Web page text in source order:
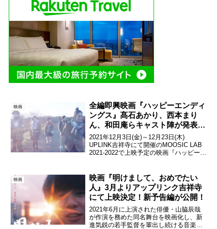
映画
全編即興映画『ハッピーエンディ
ングス』髙石あかり、西本まり
ん、和田庵らキャスト陣が発表！
クラウドファンディングもスター
ト
2021年12月3日(金)～12月23日(木)
UPLINK吉祥寺にて開催のMOOSIC LAB
2021-2022で上映予定の映画『ハッピーエ
ドファンディングも発表さ...
映画
映画『明けまして、おめでたい
人』3月よりアップリンク吉祥寺
にて上映決定！新予告編が公開！
2021年6月に上演された俳優・山脇辰哉
が作演を務めた同名舞台を映画化し、新
進気鋭の若手監督を輩出し続ける音楽と